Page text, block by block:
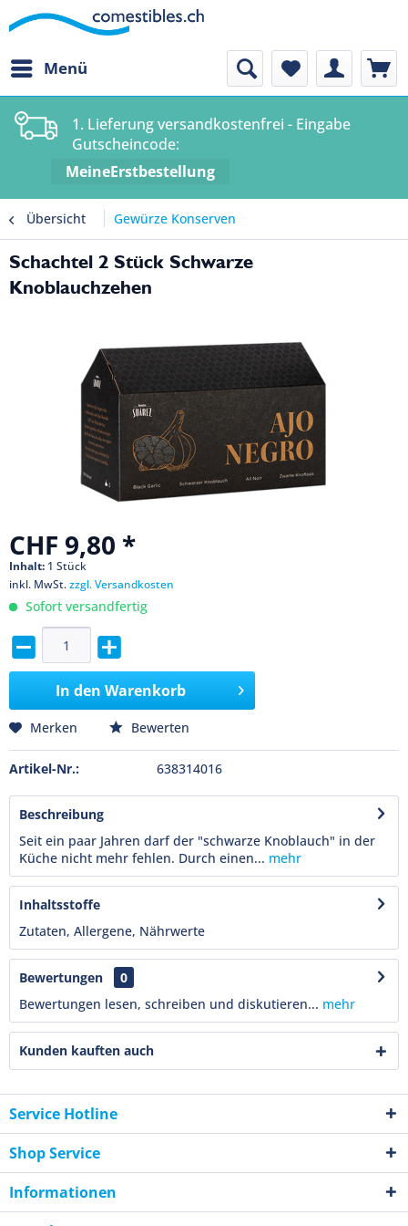
Menü
1. Lieferung versandkostenfrei - Eingabe
Gutscheincode:
MeineErstbestellung
Übersicht Gewürze Konserven
Schachtel 2 Stück Schwarze
Knoblauchzehen
CHF 9,80 *
Inhalt: 1 Stück
inkl. MwSt.zzgl. Versandkosten
Sofort versandfertig
In den Warenkorb
Merken Bewerten
Artikel-Nr.: 638314016
Beschreibung
Seit ein paar Jahren darf der "schwarze Knoblauch" in der
Küche nicht mehr fehlen. Durch einen... mehr
Inhaltsstoffe
Zutaten, Allergene, Nährwerte
Bewertungen
0
Bewertungen lesen, schreiben und diskutieren... mehr
Kunden kauften auch
Service Hotline
Shop Service
Informationen